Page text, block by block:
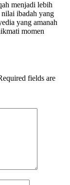
menjadi lebih
ibadah yang
yang amanah
momen
fields are